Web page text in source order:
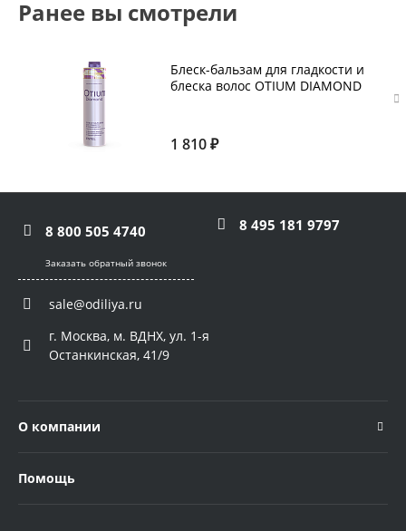
Ранее вы смотрели
Блеск-бальзам для гладкости и
блеска волос OTIUM DIAMOND
1 810 ₽
8 800 505 4740 8 495 181 9797
Заказать обратный звонок
sale@odiliya.ru
г. Москва, м. ВДНХ, ул. 1-я
Останкинская, 41/9
О компании
Помощь